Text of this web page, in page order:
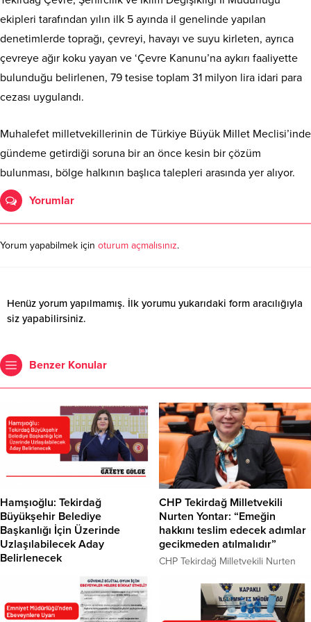
ekipleri tarafından yılın ilk 5 ayında il genelinde yapılan
denetimlerde toprağı, çevreyi, havayı ve suyu kirleten, ayrıca
çevreye ağır koku yayan ve ‘Çevre Kanunu’na aykırı faaliyette
bulunduğu belirlenen, 79 tesise toplam 31 milyon lira idari para
cezası uygulandı.
Muhalefet milletvekillerinin de Türkiye Büyük Millet Meclisi’inde
gündeme getirdiği soruna bir an önce kesin bir çözüm
bulunması, bölge halkının başlıca talepleri arasında yer alıyor.
Yorumlar
Yorum yapabilmek için oturum açmalısınız.
Henüz yorum yapılmamış. İlk yorumu yukarıdaki form aracılığıyla
siz yapabilirsiniz.
Benzer Konular
Hamşıoğlu: Tekirdağ
Büyükşehir Belediye
Başkanlığı İçin Üzerinde
Uzlaşılabilecek Aday
Belirlenecek
girilmesi yönündeki eleştirilere
yönelik açıklamalarda bulunan İYİ
Parti Genel Başkan Yardımcısı ve
CHP Tekirdağ Milletvekili
Nurten Yontar: “Emeğin
hakkını teslim edecek adımlar
gecikmeden atılmalıdır”
CHP Tekirdağ Milletvekili Nurten
Meclisi’nde yaptığı konuşmada,
çalışanların ve emeklilerin yaşadığı
ekonomik zorluklara dikkat